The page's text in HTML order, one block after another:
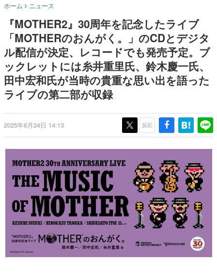
名作ゲームクリエイターの方々に製作時のエピソードをお
きます。
赫本
この物語を解いてはいけない。『赫本』は、〈試験問題〉
の形をした短編ホラー小説集です。
新世代に訊く
これからのデジタルゲーム市場を担う若きクリエイター達
の姿を追い、彼らのルーツと情熱を探っていきます。
ゲーム世代の作家たち
ゲームに多大な影響を受けた作家さんに取材し、ゲームが
日本のコンテンツ産業やカルチャーに与えた影響を探る企
画です。
日本のモバイルゲーム史における主要なトピック・タイト
ルを網羅するほか、開発者へのインタビューや識者による
解説を掲載。約20年の歴史が一望できる決定版！
若ゲのいたり〜ゲームクリエイターの青春〜
『うつヌケ』『ペンと箸』等で知られるマンガ家・田中圭
一先生によるゲーム業界レポートマンガです。
なんでゲームは面白い？
ゲーム開発者・hamatsu氏がゲームの魅力を画面や操作の
具体的な形から解き明かしていく、硬派で骨太な評論連載
です。
ダム・カム』開発元やチェコの
プロ野球選手から称賛の声
ホーム ニュース
『MOTHER2』30周年を記念したライブ
「MOTHERのおんがく。」のCDとデジタ
ル配信が決定、レコードでも発売予定。ブ
ックレットには糸井重里氏、鈴木慶一氏、
田中宏和氏が当時の貴重な思い出を語った
ライブの第二部が収録
2025年6月24日 14:13 反応